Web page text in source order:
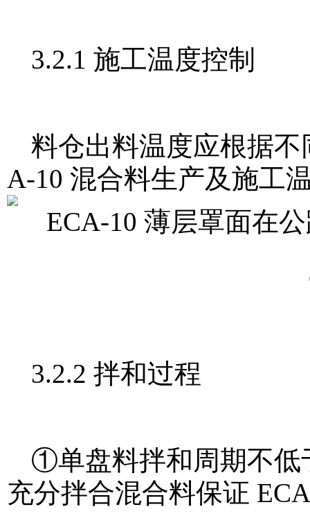
3.2.1 施工温度控制
料仓出料温度应根据
A-10 混合料生产及施工
3.2.2 拌和过程
①单盘料拌和周期不低
充分拌合混合料保证